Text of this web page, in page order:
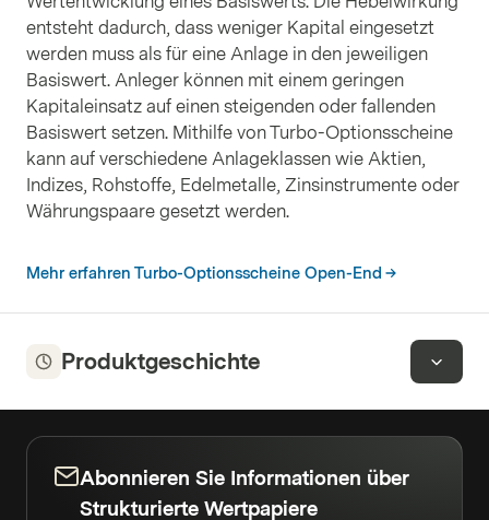
entsteht dadurch, dass weniger Kapital eingesetzt
werden muss als für eine Anlage in den jeweiligen
Basiswert. Anleger können mit einem geringen
Kapitaleinsatz auf einen steigenden oder fallenden
Basiswert setzen. Mithilfe von Turbo-Optionsscheine
kann auf verschiedene Anlageklassen wie Aktien,
Indizes, Rohstoffe, Edelmetalle, Zinsinstrumente oder
Währungspaare gesetzt werden.
Mehr erfahren Turbo-Optionsscheine Open-End
Produktgeschichte
Abonnieren Sie Informationen über
Strukturierte Wertpapiere